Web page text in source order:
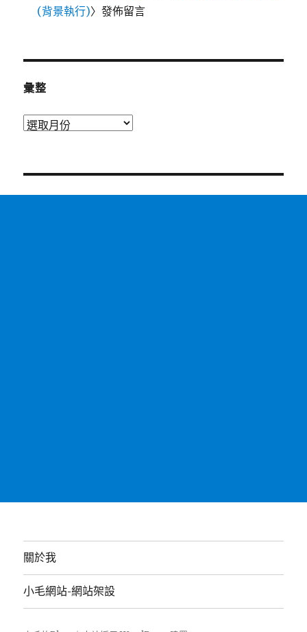
(背景執行)〉發佈留言
彙整
彙
關於我
小毛網站-網站架設